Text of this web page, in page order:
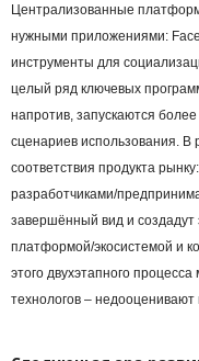
Централизованные
нужными приложениями:
инструменты для
целый ряд ключевых
напротив, запускаются
сценариев использования. В
соответствия продукта
разработчиками/
завершённый вид и создадут
платформой/экосистемой и
этого двухэтапного
технологов –